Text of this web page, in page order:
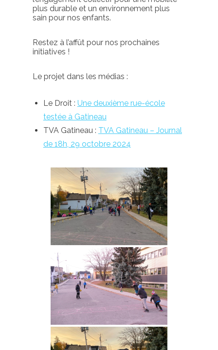
plus durable et un environnement plus
sain pour nos enfants.
Restez à l’affût pour nos prochaines
initiatives !
Le projet dans les médias :
Le Droit : Une deuxième rue-école
testée à Gatineau
TVA Gatineau : TVA Gatineau – Journal
de 18h, 29 octobre 2024